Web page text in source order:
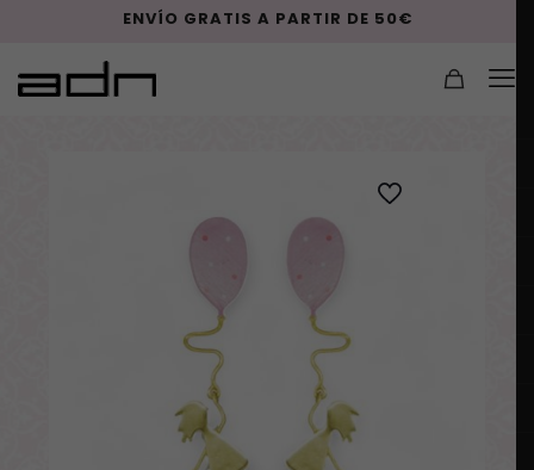
ENVÍO GRATIS A PARTIR DE 50€